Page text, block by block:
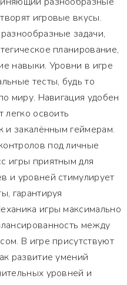
игровые вкусы.
задачи,
планирование,
навыки. Уровни в игре
тесты, будь то
миру. Навигация удобен
легко освоить
и закалённым геймерам.
под личные
игры приятным для
и уровней стимулирует
гарантируя
игры максимально
между
В игре присутствуют
развитие умений
уровней и